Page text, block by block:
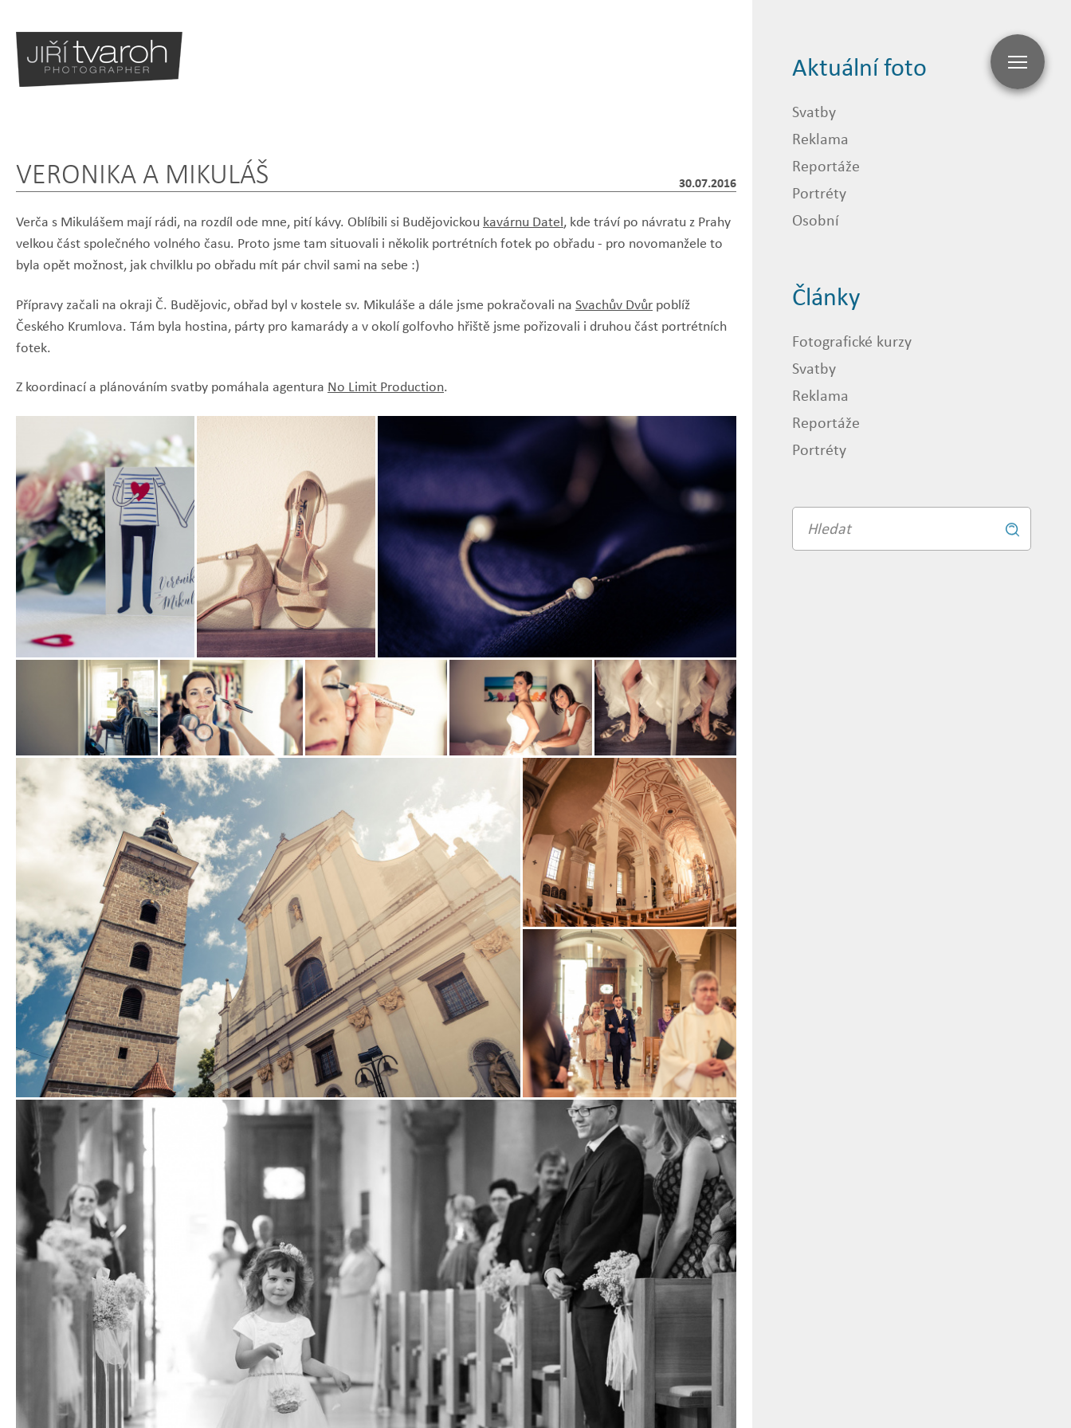
VERONIKA A MIKULÁŠ 30.07.2016
Verča s Mikulášem mají rádi, na rozdíl ode mne, pití kávy. Oblíbili si Budějovickou kavárnu Datel, kde tráví po návratu z Prahy
velkou část společného volného času. Proto jsme tam situovali i několik portrétních fotek po obřadu - pro novomanžele to
byla opět možnost, jak chvilklu po obřadu mít pár chvil sami na sebe :)
Přípravy začali na okraji Č. Budějovic, obřad byl v kostele sv. Mikuláše a dále jsme pokračovali na Svachův Dvůr poblíž
Českého Krumlova. Tám byla hostina, párty pro kamarády a v okolí golfovho hřiště jsme pořizovali i druhou část portrétních
fotek.
Z koordinací a plánováním svatby pomáhala agentura No Limit Production.
Zobrazit
fotografii
Zobrazit
fotografii
fotografii
fotografii
Zobrazit
fotografii
Zobrazit
fotografii
Zobrazit
fotografii
Zobrazit
fotografii
Zobrazit
fotografii
Aktuální foto
Svatby
Reklama
Reportáže
Portréty
Osobní
Články
Fotografické kurzy
Svatby
Reklama
Reportáže
Portréty
Vyhledávání